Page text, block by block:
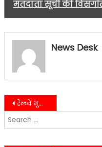
मतदाता सूची की
News Desk
Post
navigation
रेलवे भूमि विवाद: बनभूलपुरा में पुनर्वास के लिए 20 मार्च से विशेष शिविर….
Search
for: